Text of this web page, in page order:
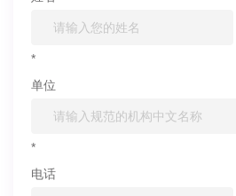
*
单位
*
电话